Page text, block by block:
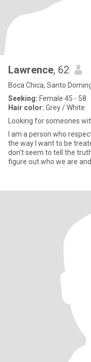
Lawrence, 62
Boca Chica, Santo
Seeking: Female 45 - 58
Hair color: Grey / White
Looking for someones
I am a person who
the way I want to be
don't seem to tell the
figure out who we are